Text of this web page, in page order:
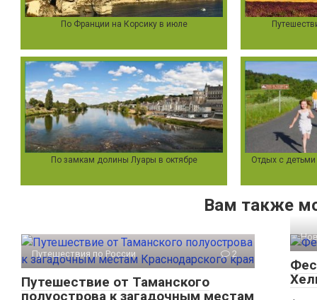
По Франции на Корсику в июле
По замкам долины Луары в октябре Отдых с
Вам также
Путешествия по России 2
Путешествие от Таманского
полуострова к загадочным местам